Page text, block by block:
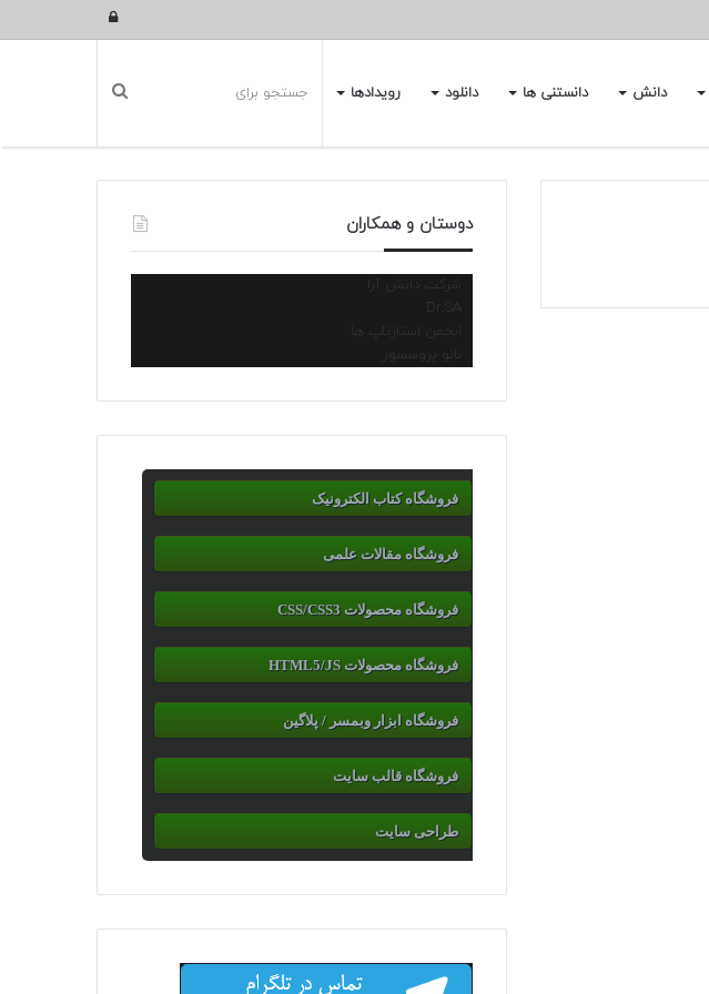
ورود
دانش دانستنی ها دانلود رویدادها
دوستان و همکاران
شرکت دانش آرا
انجمن استارتاپ ها
نانو پروسسور
فروشگاه کتاب الکترونیک
فروشگاه مقالات علمی
فروشگاه محصولات CSS/CSS3
فروشگاه محصولات HTML5/JS
فروشگاه ابزار وبمسر / پلاگین
فروشگاه قالب سایت
طراحی سایت